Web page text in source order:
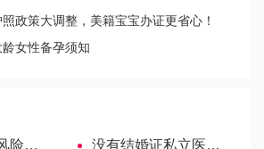
政策大调整，美籍宝宝办证更省心！
女性备孕须知
吗？ 没有结婚证私立医院无法试管，单身生子的唯一方法快记下